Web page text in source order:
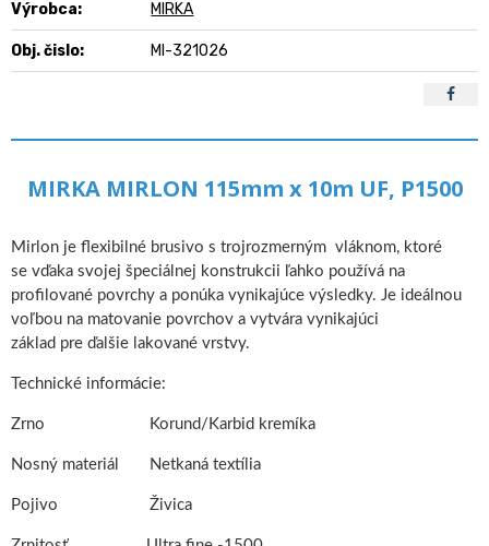
Výrobca: MIRKA
Obj. čislo: MI-321026
MIRKA MIRLON 115mm x 10m UF, P1500
Mirlon je flexibilné brusivo s trojrozmerným vláknom, ktoré
se vďaka svojej špeciálnej konstrukcii ľahko používá na
profilované povrchy a ponúka vynikajúce výsledky. Je ideálnou
voľbou na matovanie povrchov a vytvára vynikajúci
základ pre ďalšie lakované vrstvy.
Technické informácie:
Zrno Korund/Karbid kremíka
Nosný materiál Netkaná textília
Pojivo Živica